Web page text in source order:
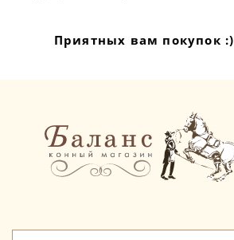
Приятных вам покупок :)